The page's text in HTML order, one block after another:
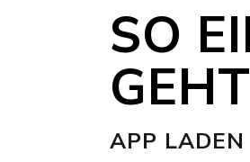
SO
APP LADEN